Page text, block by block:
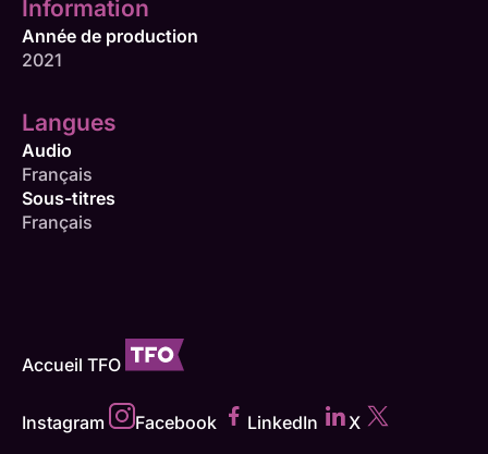
Information
Année de production
2021
Langues
Audio
Français
Sous-titres
Français
Accueil TFO
Instagram Facebook LinkedIn X